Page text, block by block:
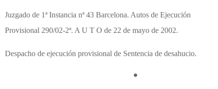
Juzgado de 1ª Instancia nª 43 Barcelona. Autos de Ejecución
Provisional 290/02-2ª. A U T O de 22 de mayo de 2002.
Despacho de ejecución provisional de Sentencia de desahucio.